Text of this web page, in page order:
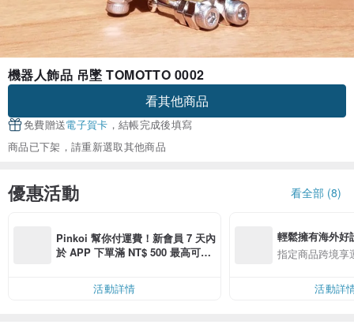
機器人飾品 吊墜 TOMOTTO 0002
看其他商品
免費贈送電子賀卡 ，結帳完成後填寫
商品已下架，請重新選取其他商品
優惠活動 看全部 (8)
Pinkoi 幫你付運費！新會員 7 天內
於 APP 下單滿 NT$ 500 最高可折
活動詳情
輕鬆擁有海外好
指定商品跨境享
活動詳